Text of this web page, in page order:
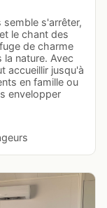
s'arrêter,
le chant des
de charme
la nature. Avec
accueillir jusqu'à
en famille ou
envelopper